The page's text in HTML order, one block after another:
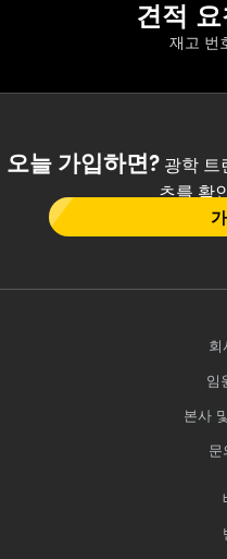
견적
재고 번
오늘 가입하면?광학 트
츠를 확
회
임
본사
문